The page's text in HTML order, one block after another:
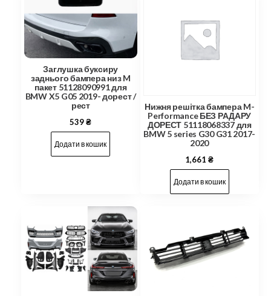
Заглушка буксиру
заднього бампера низ M
пакет 51128090991 для
BMW X5 G05 2019- дорест /
рест
539₴
Додати в кошик
Нижня решітка бампера M-
Performance БЕЗ РАДАРУ
ДОРЕСТ 51118068337 для
BMW 5 series G30 G31 2017-
2020
1,661₴
Додати в кошик